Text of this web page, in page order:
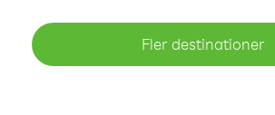
Fler destinationer